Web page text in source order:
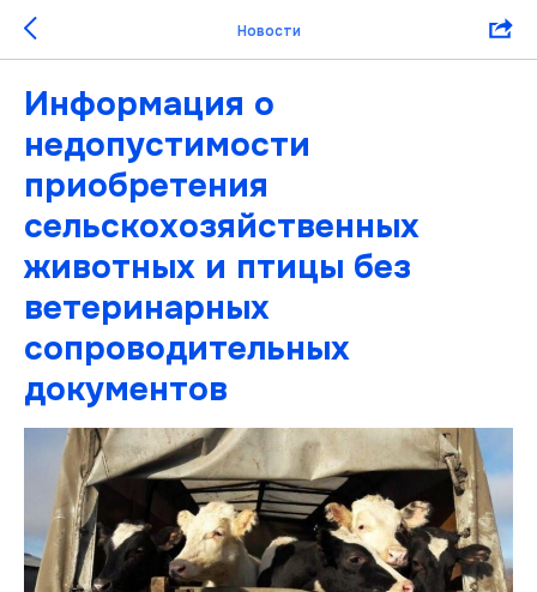
Новости
Информация о
недопустимости
приобретения
сельскохозяйственных
животных и птицы без
ветеринарных
сопроводительных
документов